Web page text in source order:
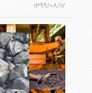
1399/08/12